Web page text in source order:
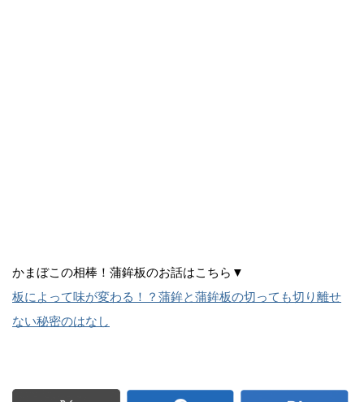
かまぼこの相棒！蒲鉾板のお話はこちら▼
板によって味が変わる！？蒲鉾と蒲鉾板の切っても切り離せ
ない秘密のはなし